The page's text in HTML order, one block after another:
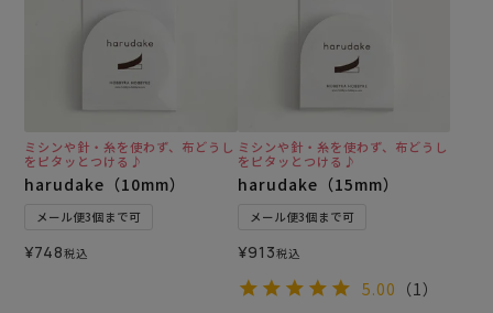
ミシンや針・糸を使わず、布どうし
をピタッとつける♪
harudake（10mm）
メール便3個まで可
¥748税込
ミシンや針・糸を使わず、布どうし
をピタッとつける♪
harudake（15mm）
メール便3個まで可
¥913税込
5.00 （1）